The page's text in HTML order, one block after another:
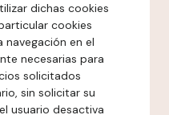
dichas cookies
cookies
navegación en el
necesarias para
solicitados
sin solicitar su
usuario desactiva